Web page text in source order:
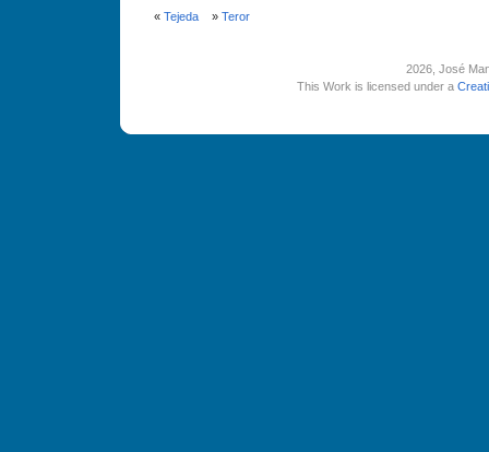
« Tejeda» Teror
2026, José
This Work is licensed under a